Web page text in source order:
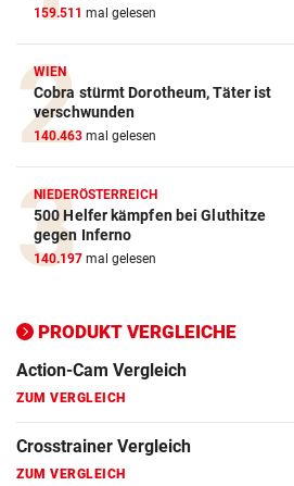
159.511 mal gelesen
WIEN
Cobra stürmt Dorotheum, Täter ist
verschwunden
140.463 mal gelesen
NIEDERÖSTERREICH
500 Helfer kämpfen bei Gluthitze
gegen Inferno
140.197 mal gelesen
PRODUKT VERGLEICHE
Action-Cam Vergleich
ZUM VERGLEICH
Crosstrainer Vergleich
ZUM VERGLEICH